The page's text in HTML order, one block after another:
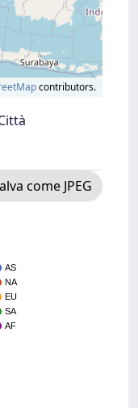
contributors.
come JPEG
AS
NA
EU
SA
AF